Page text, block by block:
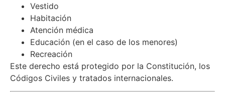
Vestido
Habitación
Atención médica
Educación (en el caso de los menores)
Recreación
Este derecho está protegido por la Constitución, los
Códigos Civiles y tratados internacionales.